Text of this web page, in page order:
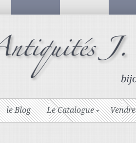
le Blog Le Catalogue Vendre